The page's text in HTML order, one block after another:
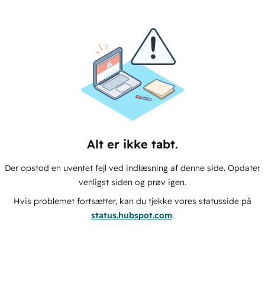
Alt er ikke tabt.
Der opstod en uventet fejl ved indlæsning af denne side. Opdater
venligst siden og prøv igen.
Hvis problemet fortsætter, kan du tjekke vores statusside på
status.hubspot.com.